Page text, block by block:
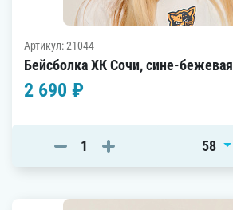
Артикул: 21044
Бейсболка ХК Сочи, сине-бежевая
2 690 ₽
58